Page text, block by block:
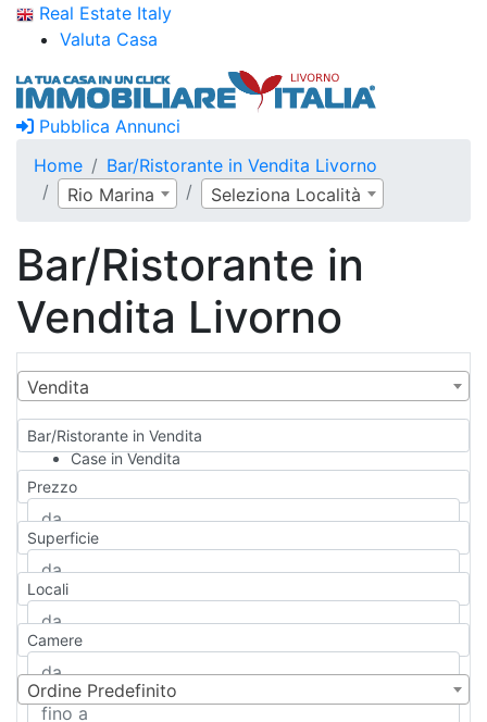
Real Estate Italy
Valuta Casa
Pubblica Annunci
Home
Bar/Ristorante in Vendita Livorno
Rio Marina
Seleziona Località
Bar/Ristorante in
Vendita Livorno
Vendita
Bar/Ristorante in Vendita
Case in Vendita
Qualsiasi
Appartamento
Casa indipendente
Casa Semi-indipendente
Attico/Mansarda
Rustico/Casale
Camera d'Albergo
Multiproprietà
Prezzo
Superficie
Locali
Camere
Ordine Predefinito